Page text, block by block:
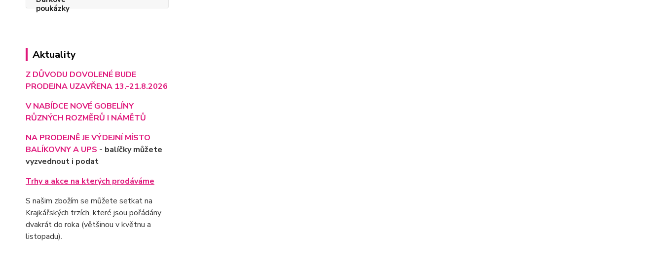
Aktuality
Z DŮVODU DOVOLENÉ BUDE
PRODEJNA UZAVŘENA 13.-21.8.2026
V NABÍDCE NOVÉ GOBELÍNY
RŮZNÝCH ROZMĚRŮ I NÁMĚTŮ
NA PRODEJNĚ JE VÝDEJNÍ MÍSTO
BALÍKOVNY A UPS - balíčky můžete
vyzvednout i podat
Trhy a akce na kterých prodáváme
S našim zbožím se můžete setkat na
Krajkářských trzích, které jsou pořádány
dvakrát do roka (většinou v květnu a
listopadu).